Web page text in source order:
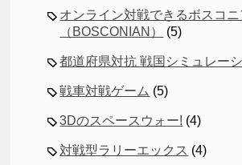
オンライン対戦できるボスコニ
（BOSCONIAN）
(5)
都道府県対抗 戦国シミュレー
戦車対戦ゲーム (5)
3Dのスペースウォー! (4)
対戦型ラリーエックス (4)